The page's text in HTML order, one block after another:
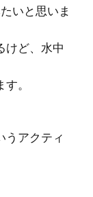
いと思いま
けど、水中
。
うアクティ